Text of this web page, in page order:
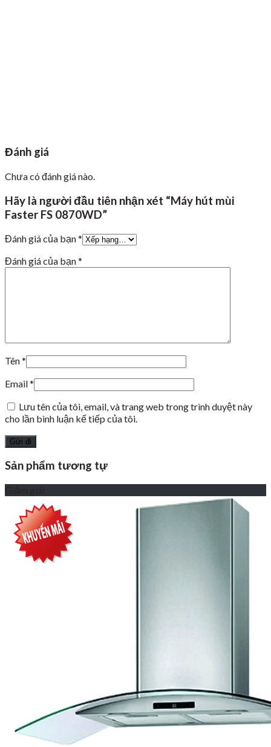
Đánh giá
Chưa có đánh giá nào.
Hãy là người đầu tiên nhận xét “Máy hút mùi
Faster FS 0870WD”
Đánh giá của bạn*
Đánh giá của bạn*
Tên*
Email*
Lưu tên của tôi, email, và trang web trong trình duyệt này
cho lần bình luận kế tiếp của tôi.
Sản phẩm tương tự